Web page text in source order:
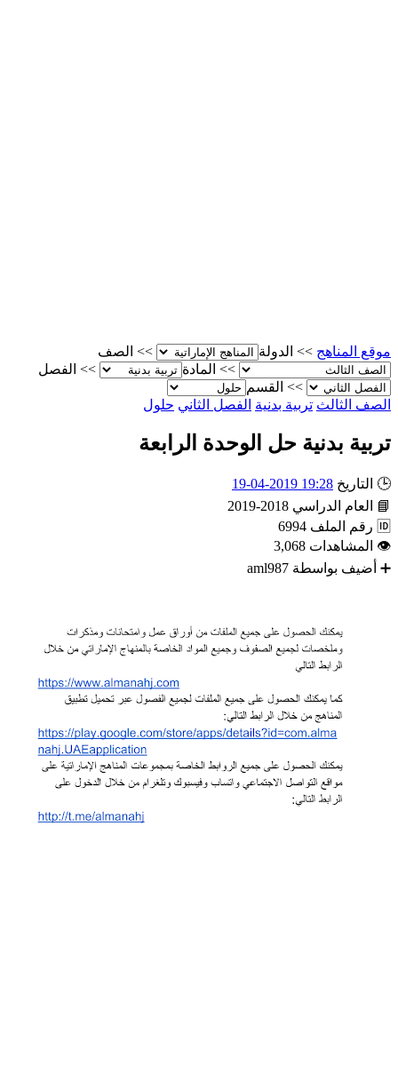
المناهج >> الدولة >> الصف
>> المادة >> الفصل
>> القسم
الثالث تربية بدنية الفصل الثاني حلول
بدنية حل الوحدة الرابعة
التاريخ 19:28 2019-04-19
العام الدراسي 2018-2019
رقم الملف 6994
المشاهدات 3,068
أضيف بواسطة aml987